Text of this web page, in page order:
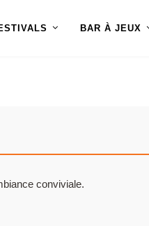
BAR À JEUX
conviviale.